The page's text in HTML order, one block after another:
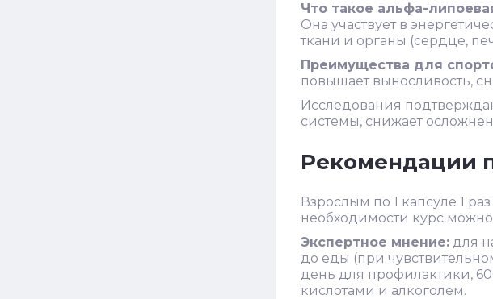
Что такое альфа-
Она участвует в
ткани и органы (сердце,
Преимущества для
повышает выносливость,
Исследования
системы, снижает
Рекомендации
Взрослым по 1 капсуле 1
необходимости курс можно
Экспертное мнение: для
до еды (при
день для профилактики,
кислотами и алкоголем.